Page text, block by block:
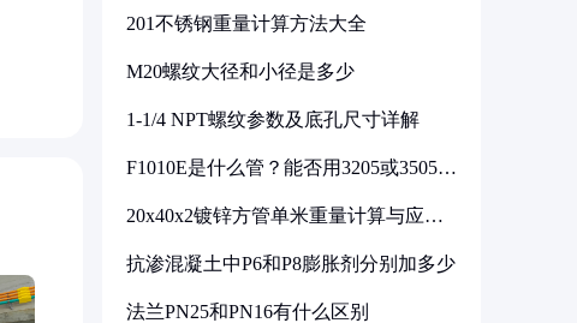
201不锈钢重量计算方法大全
M20螺纹大径和小径是多少
1-1/4 NPT螺纹参数及底孔尺寸详解
F1010E是什么管？能否用3205或3505代
20x40x2镀锌方管单米重量计算与应用
抗渗混凝土中P6和P8膨胀剂分别加多少
法兰PN25和PN16有什么区别